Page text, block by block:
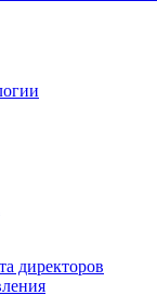
директоров